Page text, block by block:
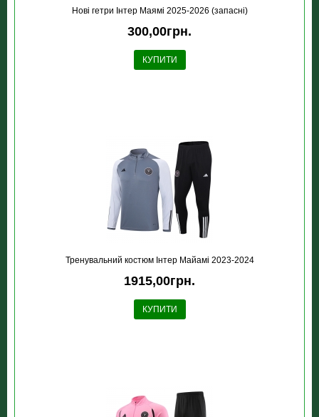
Новi гетри Інтер Маямі 2025-2026 (запасні)
300,00грн.
КУПИТИ
Тренувальний костюм Інтер Майамі 2023-2024
1915,00грн.
КУПИТИ